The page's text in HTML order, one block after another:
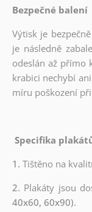
Bezpečné balení
Výtisk je
je následně
odeslán až přímo
krabici nechybí
míru poškození
Specifika
1. Tištěno na
2. Plakáty jsou
40x60, 60x90).